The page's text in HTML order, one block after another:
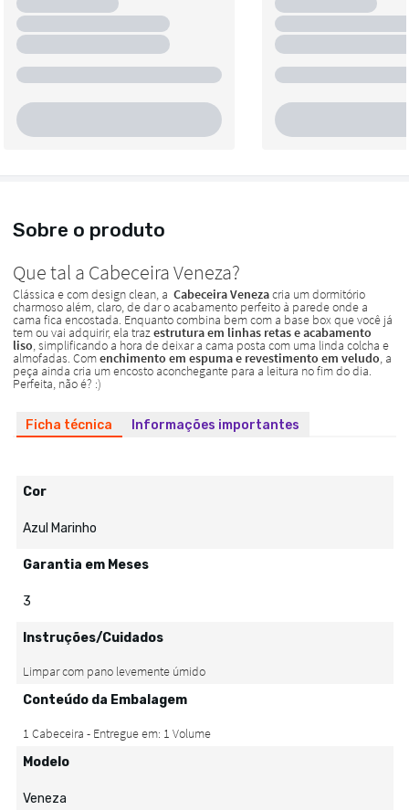
Sobre o produto
Ficha técnica Informações importantes
Cor
Azul Marinho
Garantia em Meses
3
Instruções/Cuidados
Conteúdo da Embalagem
Modelo
Veneza